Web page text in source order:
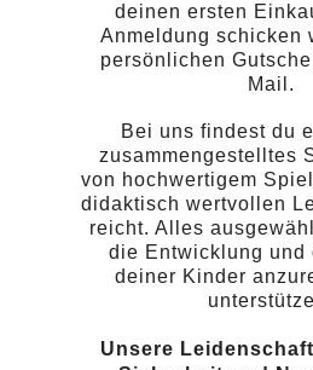
deinen ersten
Anmeldung schicken
persönlichen
Mail.
Bei uns findest du
zusammengestelltes
von hochwertigem
didaktisch wertvollen
reicht. Alles
die Entwicklung und
deiner Kinder
Unsere